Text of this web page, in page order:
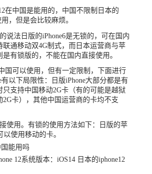
在中国是能用的，中国不限制日本的
，但是会比较麻烦。
说法日版的iPhone6是无锁的，可在国内
联通移动双4G制式，而日本运营商与苹
有锁版的，不能在国内直接使用。
国可以使用，但有一定限制，下面进行
以下局限性：日版iPhone大部分都是有
只支持中国移动2G卡（有的可能是越狱
2G卡），其他中国运营商的卡均不支
使用。有锁的使用方法如下：日版的苹
使用移动的卡。
国能用吗
12系统版本：iOS14 日本的iphone12